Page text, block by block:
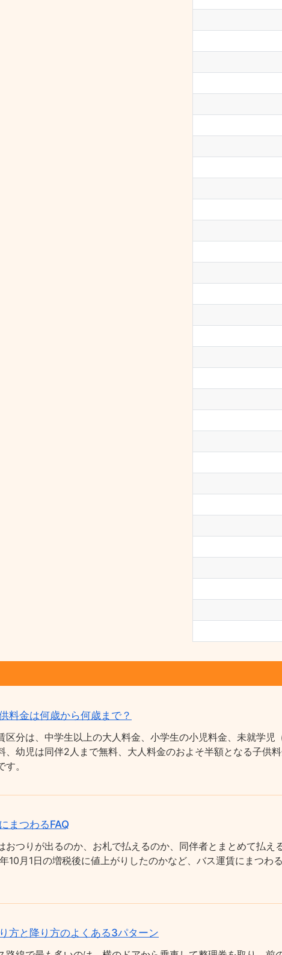
料金は何歳から何歳まで？
区分は、中学生以上の大人料金、小学生の小児料金、未就学児
、幼児は同伴2人まで無料、大人料金のおよそ半額となる子供
。
まつわるFAQ
おつりが出るのか、お札で払えるのか、同伴者とまとめて払
10月1日の増税後に値上がりしたのかなど、バス運賃にまつわ
方と降り方のよくある3パターン